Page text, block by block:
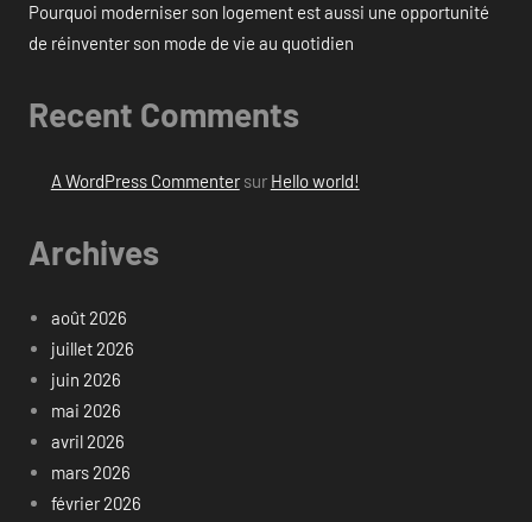
Pourquoi moderniser son logement est aussi une opportunité
de réinventer son mode de vie au quotidien
Recent Comments
A WordPress Commentersur Hello world!
Archives
août 2026
juillet 2026
juin 2026
mai 2026
avril 2026
mars 2026
février 2026